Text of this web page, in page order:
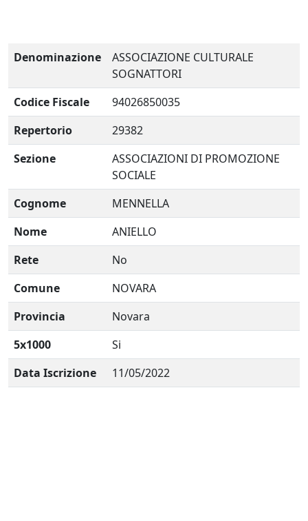
Denominazione
ASSOCIAZIONE CULTURALE
SOGNATTORI
Codice Fiscale
94026850035
Repertorio
29382
Sezione
ASSOCIAZIONI DI PROMOZIONE
SOCIALE
Cognome
MENNELLA
Nome
ANIELLO
Rete
No
Comune
NOVARA
Provincia
Novara
5x1000
Si
Data Iscrizione
11/05/2022